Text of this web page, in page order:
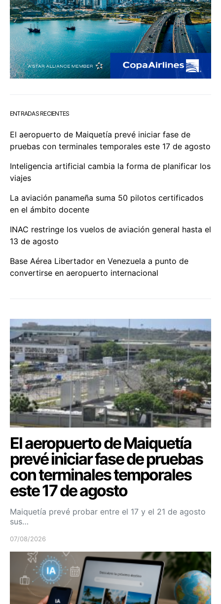
ENTRADAS RECIENTES
El aeropuerto de Maiquetía prevé iniciar fase de
pruebas con terminales temporales este 17 de agosto
Inteligencia artificial cambia la forma de planificar los
viajes
La aviación panameña suma 50 pilotos certificados
en el ámbito docente
INAC restringe los vuelos de aviación general hasta el
13 de agosto
Base Aérea Libertador en Venezuela a punto de
convertirse en aeropuerto internacional
El aeropuerto de Maiquetía
prevé iniciar fase de pruebas
con terminales temporales
este 17 de agosto
Maiquetía prevé probar entre el 17 y el 21 de agosto
sus…
07/08/2026